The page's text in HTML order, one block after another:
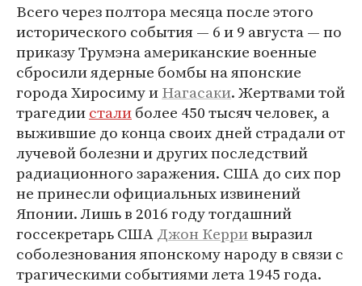
Всего через полтора месяца после этого
исторического события — 6 и 9 августа — по
приказу Трумэна американские военные
сбросили ядерные бомбы на японские
города Хиросиму иНагасаки. Жертвами той
трагедиисталиболее 450 тысяч человек, а
выжившие до конца своих дней страдали от
лучевой болезни и других последствий
радиационного заражения. США до сих пор
не принесли официальных извинений
Японии. Лишь в 2016 году тогдашний
госсекретарь СШАДжон Керривыразил
соболезнования японскому народу в связи с
трагическими событиями лета 1945 года.